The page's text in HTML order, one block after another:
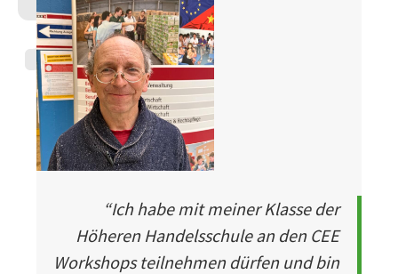
“Ich habe mit meiner Klasse der
Höheren Handelsschule an den CEE
Workshops teilnehmen dürfen und bin